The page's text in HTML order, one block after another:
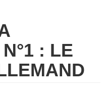
: LE